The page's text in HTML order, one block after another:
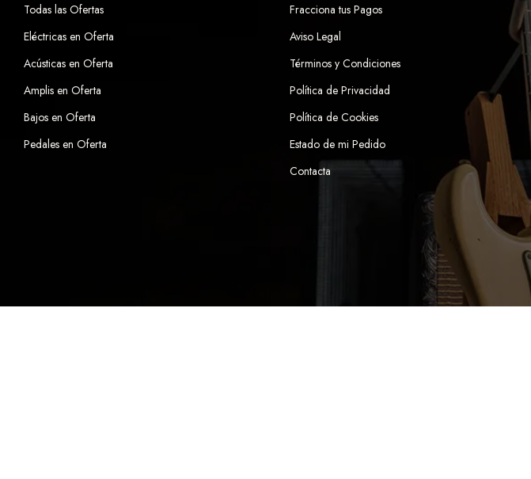
Todas las Ofertas
Eléctricas en Oferta
Acústicas en Oferta
Amplis en Oferta
Bajos en Oferta
Pedales en Oferta
Fracciona tus Pagos
Aviso Legal
Términos y Condiciones
Política de Privacidad
Política de Cookies
Estado de mi Pedido
Contacta